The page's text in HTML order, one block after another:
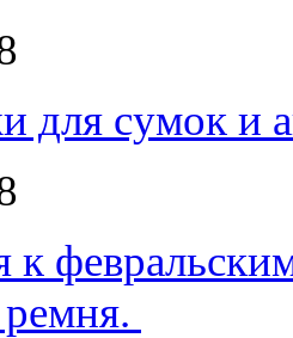
для сумок и
к